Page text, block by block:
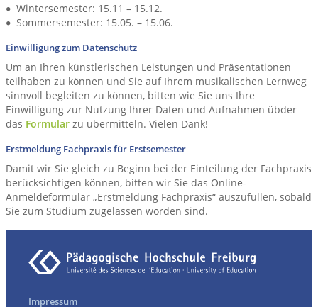
Wintersemester: 15.11 – 15.12.
Sommersemester: 15.05. – 15.06.
Einwilligung zum Datenschutz
Um an Ihren künstlerischen Leistungen und Präsentationen
teilhaben zu können und Sie auf Ihrem musikalischen Lernweg
sinnvoll begleiten zu können, bitten wie Sie uns Ihre
Einwilligung zur Nutzung Ihrer Daten und Aufnahmen übder
das Formular zu übermitteln. Vielen Dank!
Erstmeldung Fachpraxis für Erstsemester
Damit wir Sie gleich zu Beginn bei der Einteilung der Fachpraxis
berücksichtigen können, bitten wir Sie das Online-
Anmeldeformular „Erstmeldung Fachpraxis“ auszufüllen, sobald
Sie zum Studium zugelassen worden sind.
Impressum